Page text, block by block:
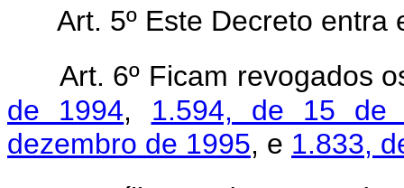
Art. 5º Este Decreto
Art. 6º Ficam revogados
de 1994, 1.594, de 15 de
dezembro de 1995, e 1.833,